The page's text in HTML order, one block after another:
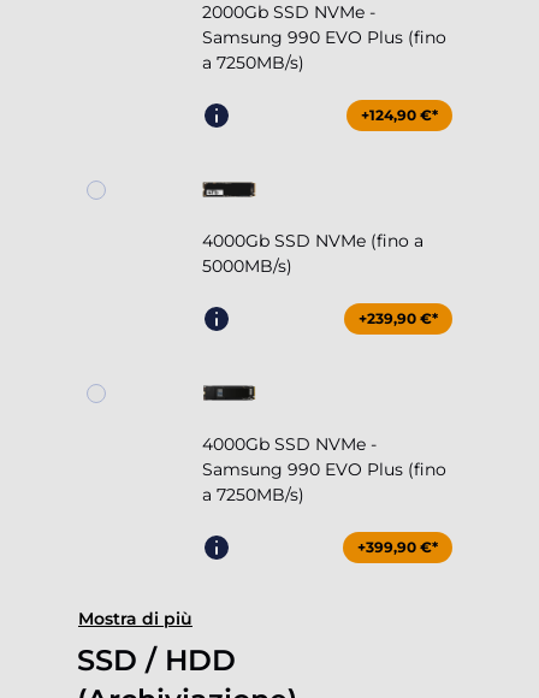
2000Gb SSD NVMe -
Samsung 990 EVO Plus (fino
a 7250MB/s)
+124,90 €*
4000Gb SSD NVMe (fino a
5000MB/s)
+239,90 €*
4000Gb SSD NVMe -
Samsung 990 EVO Plus (fino
a 7250MB/s)
+399,90 €*
Mostra di più
SSD / HDD